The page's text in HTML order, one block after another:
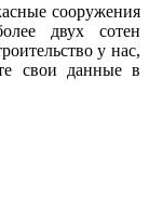
сооружения
двух сотен
у нас,
свои данные в